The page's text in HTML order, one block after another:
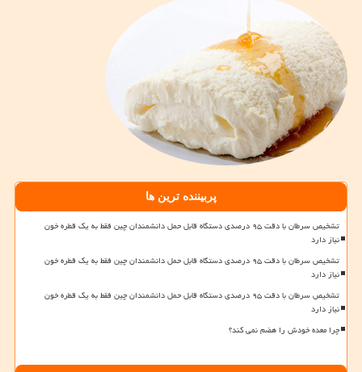
پربیننده ترین ها
تشخیص سرطان با دقت ۹۵ درصدی دستگاه قابل حمل دانشمندان چین فقط به یک قطره خون
نیاز دارد
تشخیص سرطان با دقت ۹۵ درصدی دستگاه قابل حمل دانشمندان چین فقط به یک قطره خون
نیاز دارد
تشخیص سرطان با دقت ۹۵ درصدی دستگاه قابل حمل دانشمندان چین فقط به یک قطره خون
نیاز دارد
چرا معده خودش را هضم نمی کند؟